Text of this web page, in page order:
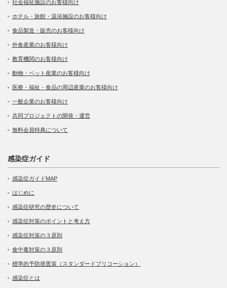
社会福祉施設のお客様向け
ホテル・旅館・温浴施設のお客様向け
食品製造・販売のお客様向け
外食産業のお客様向け
教育機関のお客様向け
動物・ペット産業のお客様向け
医療・福祉・食品の周辺産業のお客様向け
一般企業のお客様向け
共同プロジェクトの開発・運営
無料会員特典について
感染症ガイド
感染症ガイドMAP
はじめに
感染症研究の歴史について
感染症対策のポイントと考え方
感染症対策の３原則
食中毒対策の３原則
標準的予防措置策（スタンダードプリコーション）
感染症とは